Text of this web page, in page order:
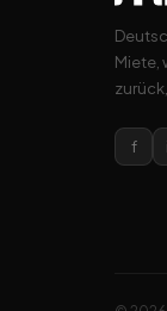
Miete,
f